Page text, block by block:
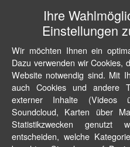
Ihre
Einstellungen
Wir möchten Ihnen ein
Dazu verwenden wir Cookies,
Website notwendig sind. Mit
auch Cookies und andere
externer Inhalte (Videos
Soundcloud, Karten über
Statistikzwecken
entscheiden, welche